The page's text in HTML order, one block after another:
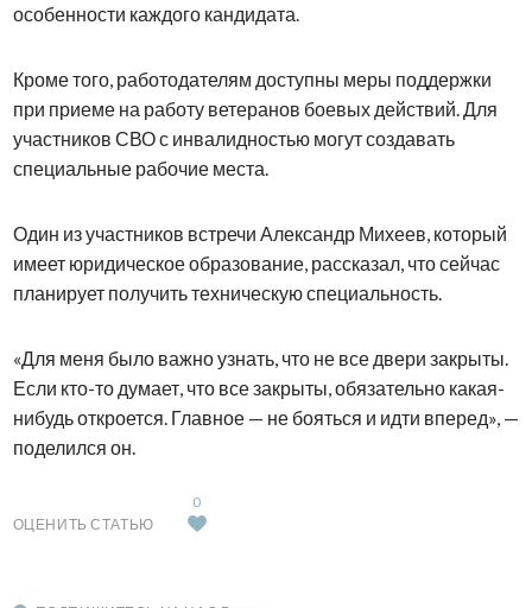
особенности каждого кандидата.
Кроме того, работодателям доступны меры поддержки
при приеме на работу ветеранов боевых действий. Для
участников СВО с инвалидностью могут создавать
специальные рабочие места.
Один из участников встречи Александр Михеев, который
имеет юридическое образование, рассказал, что сейчас
планирует получить техническую специальность.
«Для меня было важно узнать, что не все двери закрыты.
Если кто-то думает, что все закрыты, обязательно какая-
нибудь откроется. Главное — не бояться и идти вперед», —
поделился он.
ОЦЕНИТЬ СТАТЬЮ
0